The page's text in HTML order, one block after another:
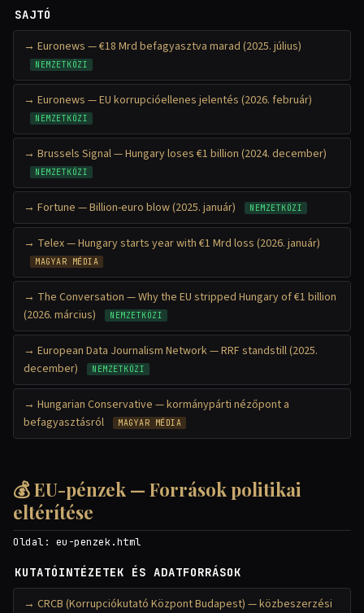
SAJTÓ
Euronews — €18 Mrd befagyasztva marad (2025. július)
NEMZETKÖZI
Euronews — EU korrupcióellenes jelentés (2026. február)
NEMZETKÖZI
Brussels Signal — Hungary loses €1 billion (2024. december)
NEMZETKÖZI
Fortune — Billion-euro blow (2025. január) NEMZETKÖZI
Telex — Hungary starts year with €1 Mrd loss (2026. január)
MAGYAR MÉDIA
The Conversation — Why the EU stripped Hungary of €1 billion
(2026. március)
NEMZETKÖZI
European Data Journalism Network — RRF standstill (2025.
december)
NEMZETKÖZI
Hungarian Conservative — kormánypárti nézőpont a
befagyasztásról
MAGYAR MÉDIA
💰 EU-pénzek — Források politikai
eltérítése
Oldal: eu-penzek.html
KUTATÓINTÉZETEK ÉS ADATFORRÁSOK
CRCB (Korrupciókutató Központ Budapest) — közbeszerzési